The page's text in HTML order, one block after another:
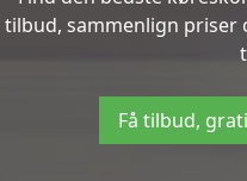
tilbud, sammenlign priser
Få tilbud,